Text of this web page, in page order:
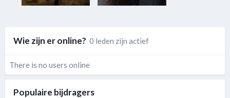
Wie zijn er online? 0 leden zijn actief
There is no users online
Populaire bijdragers